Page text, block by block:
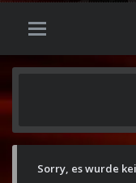
Sorry, es wurde